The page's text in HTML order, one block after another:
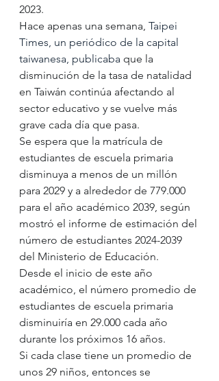
2023.
Hace apenas una semana, Taipei
Times, un periódico de la capital
taiwanesa, publicaba que la
disminución de la tasa de natalidad
en Taiwán continúa afectando al
sector educativo y se vuelve más
grave cada día que pasa.
Se espera que la matrícula de
estudiantes de escuela primaria
disminuya a menos de un millón
para 2029 y a alrededor de 779.000
para el año académico 2039, según
mostró el informe de estimación del
número de estudiantes 2024-2039
del Ministerio de Educación.
Desde el inicio de este año
académico, el número promedio de
estudiantes de escuela primaria
disminuiría en 29.000 cada año
durante los próximos 16 años.
Si cada clase tiene un promedio de
unos 29 niños, entonces se